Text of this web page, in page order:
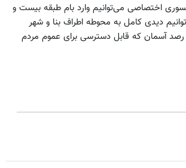
اختصاصی می‌توانیم وارد بام طبقه بیست و
دیدی کامل به محوطه اطراف بنا و شهر
آسمان که قابل دسترسی برای عموم مردم